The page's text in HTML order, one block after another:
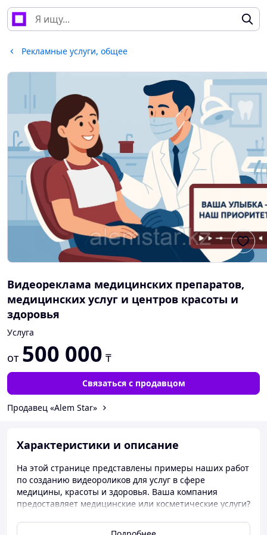
Рекламные услуги, общее
Видеореклама медицинских препаратов,
медицинских услуг и центров красоты и
здоровья
Услуга
от 500 000 ₸
Связаться с продавцом
Продавец «Alem Star»
Характеристики и описание
На этой странице представлены примеры наших работ
по созданию видеороликов для услуг в сфере
медицины, красоты и здоровья. Ваша компания
предоставляет медицинские или косметические услуги?
или БАДов? У Вас своя стоматологическая клиника,